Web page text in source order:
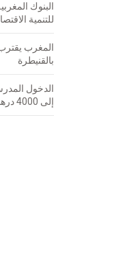
البنوك
للتنمية
المغرب
بالقنيطرة
إلى 4000 درهم